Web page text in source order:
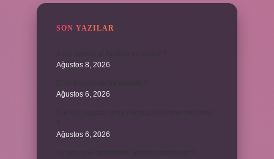
SON YAZILAR
Ağustos 8, 2026
Ağustos 6, 2026
Ağustos 6, 2026